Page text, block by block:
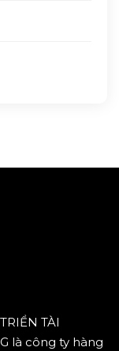
TÀI
là công ty hàng